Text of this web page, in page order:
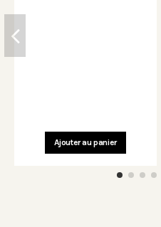
Ajouter au panier